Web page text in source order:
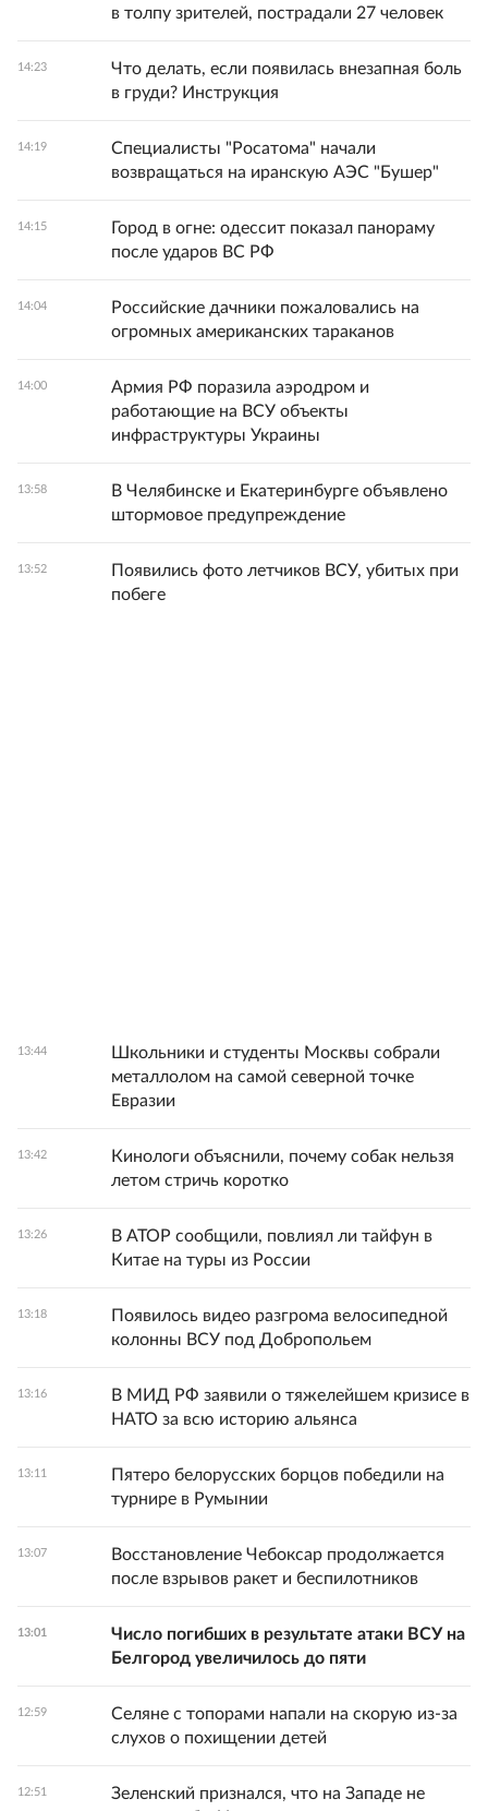
в толпу зрителей, пострадали 27 человек
14:23
Что делать, если появилась внезапная боль
в груди? Инструкция
14:19
Специалисты "Росатома" начали
возвращаться на иранскую АЭС "Бушер"
14:15
Город в огне: одессит показал панораму
после ударов ВС РФ
14:04
Российские дачники пожаловались на
огромных американских тараканов
14:00
Армия РФ поразила аэродром и
работающие на ВСУ объекты
инфраструктуры Украины
13:58
В Челябинске и Екатеринбурге объявлено
штормовое предупреждение
13:52
Появились фото летчиков ВСУ, убитых при
побеге
13:44
Школьники и студенты Москвы собрали
металлолом на самой северной точке
Евразии
13:42
Кинологи объяснили, почему собак нельзя
летом стричь коротко
13:26
В АТОР сообщили, повлиял ли тайфун в
Китае на туры из России
13:18
Появилось видео разгрома велосипедной
колонны ВСУ под Добропольем
13:16
В МИД РФ заявили о тяжелейшем кризисе в
НАТО за всю историю альянса
13:11
Пятеро белорусских борцов победили на
турнире в Румынии
13:07
Восстановление Чебоксар продолжается
после взрывов ракет и беспилотников
13:01
Число погибших в результате атаки ВСУ на
Белгород увеличилось до пяти
12:59
Селяне с топорами напали на скорую из-за
слухов о похищении детей
12:51
Зеленский признался, что на Западе не